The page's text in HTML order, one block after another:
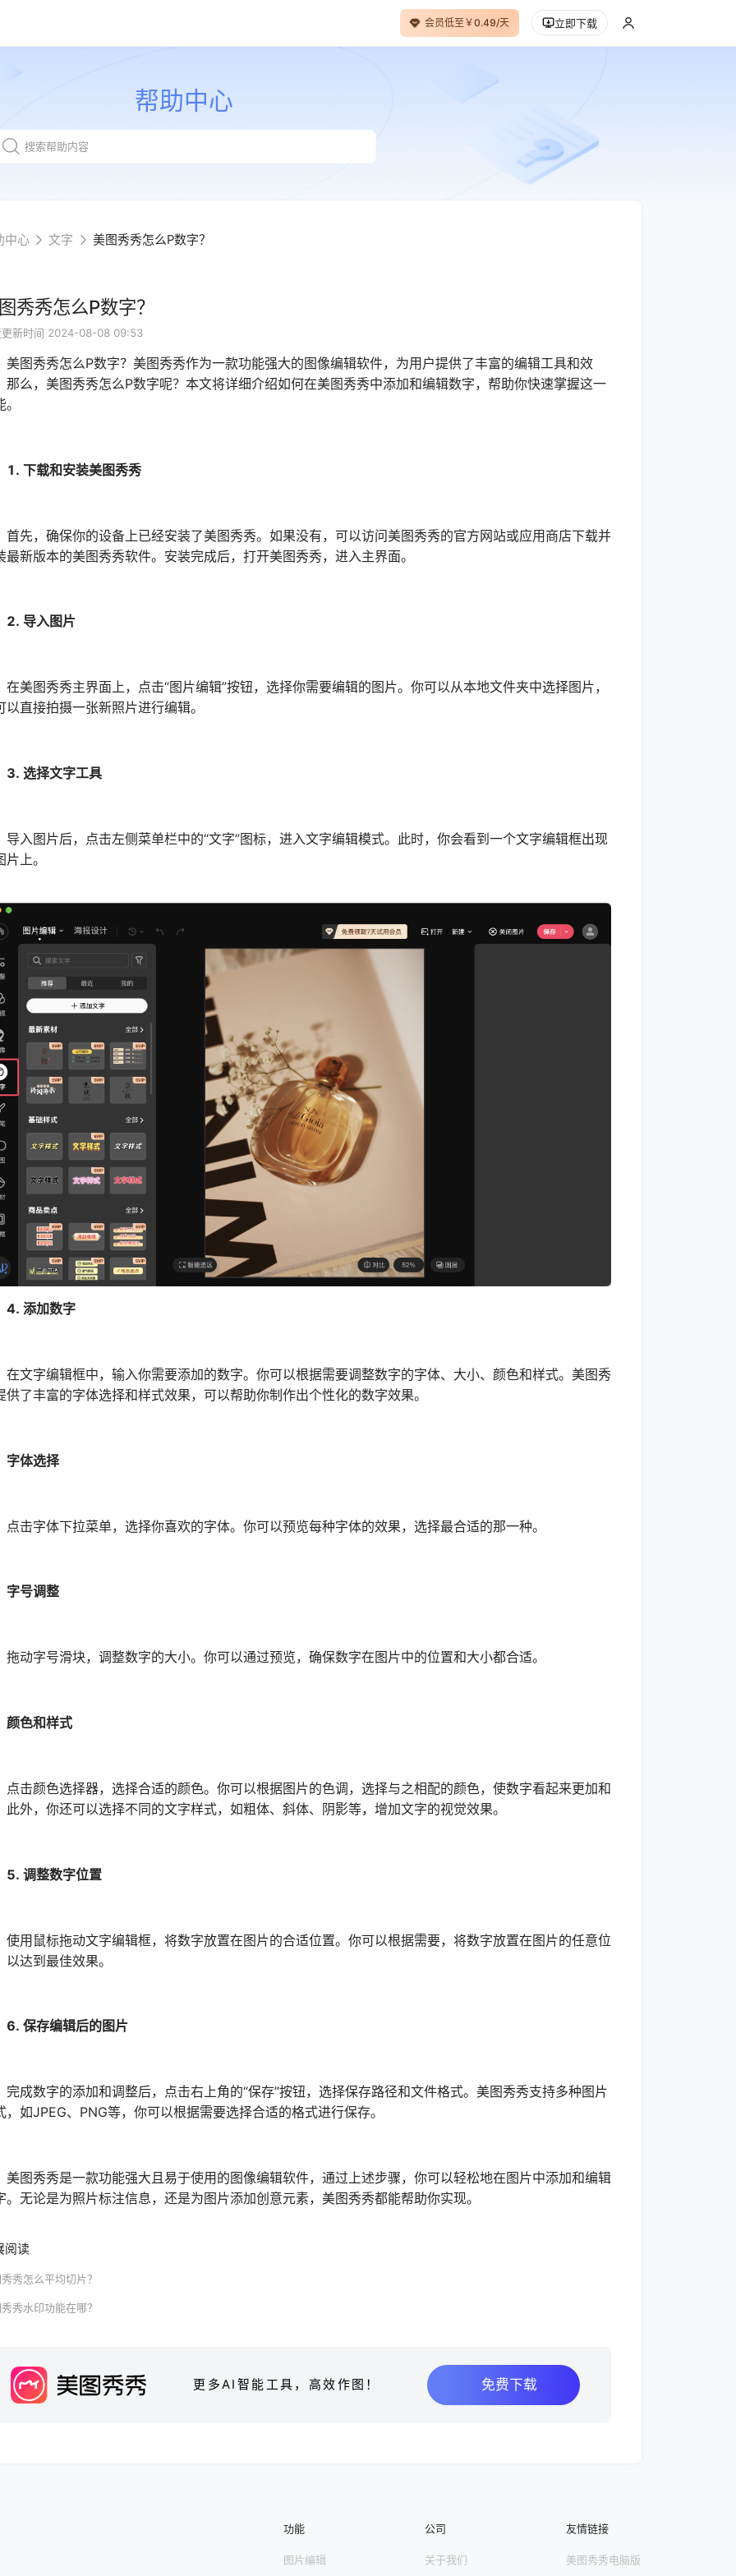
会员低至￥0.49/天 立即下载
帮助中心
中心 文字 美图秀秀怎么P数字？
秀秀怎么P数字？
新时间 2024-08-08 09:53
秀秀怎么P数字？美图秀秀作为一款功能强大的图像编辑软件，为用户提供了丰富的编辑工具和效
那么，美图秀秀怎么P数字呢？本文将详细介绍如何在美图秀秀中添加和编辑数字，帮助你快速掌握这一
1. 下载和安装美图秀秀
，确保你的设备上已经安装了美图秀秀。如果没有，可以访问美图秀秀的官方网站或应用商店下载并
最新版本的美图秀秀软件。安装完成后，打开美图秀秀，进入主界面。
2. 导入图片
图秀秀主界面上，点击“图片编辑”按钮，选择你需要编辑的图片。你可以从本地文件夹中选择图片，
以直接拍摄一张新照片进行编辑。
3. 选择文字工具
图片后，点击左侧菜单栏中的“文字”图标，进入文字编辑模式。此时，你会看到一个文字编辑框出现
片上。
4. 添加数字
字编辑框中，输入你需要添加的数字。你可以根据需要调整数字的字体、大小、颜色和样式。美图秀
供了丰富的字体选择和样式效果，可以帮助你制作出个性化的数字效果。
字体选择
字体下拉菜单，选择你喜欢的字体。你可以预览每种字体的效果，选择最合适的那一种。
字号调整
字号滑块，调整数字的大小。你可以通过预览，确保数字在图片中的位置和大小都合适。
颜色和样式
颜色选择器，选择合适的颜色。你可以根据图片的色调，选择与之相配的颜色，使数字看起来更加和
此外，你还可以选择不同的文字样式，如粗体、斜体、阴影等，增加文字的视觉效果。
5. 调整数字位置
鼠标拖动文字编辑框，将数字放置在图片的合适位置。你可以根据需要，将数字放置在图片的任意位
以达到最佳效果。
6. 保存编辑后的图片
数字的添加和调整后，点击右上角的“保存”按钮，选择保存路径和文件格式。美图秀秀支持多种图片
，如JPEG、PNG等，你可以根据需要选择合适的格式进行保存。
秀秀是一款功能强大且易于使用的图像编辑软件，通过上述步骤，你可以轻松地在图片中添加和编辑
。无论是为照片标注信息，还是为图片添加创意元素，美图秀秀都能帮助你实现。
阅读
秀怎么平均切片？
秀水印功能在哪？
更多AI智能工具，高效作图！ 免费下载
功能
图片编辑
公司
关于我们
友情链接
美图秀秀电脑版